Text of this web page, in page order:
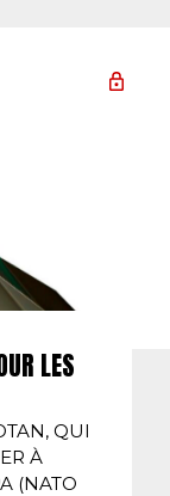
LES
QUI
À
(NATO